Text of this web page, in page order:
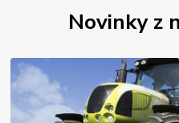
Novinky z